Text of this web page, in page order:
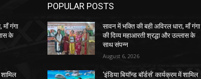
माँ गंगा
के
शामिल
POPULAR POSTS
सावन में भक्ति की बही अविरल धारा, माँ गंगा
की दिव्य महाआरती श्रद्धा और उल्लास के
साथ संपन्न
August 6, 2026
‘इंडिया बियॉन्ड बॉर्डर्स’ कार्यक्रम में शामिल